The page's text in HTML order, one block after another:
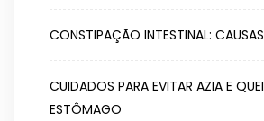
CONSTIPAÇÃO INTESTINAL:
CUIDADOS PARA EVITAR AZIA E
ESTÔMAGO